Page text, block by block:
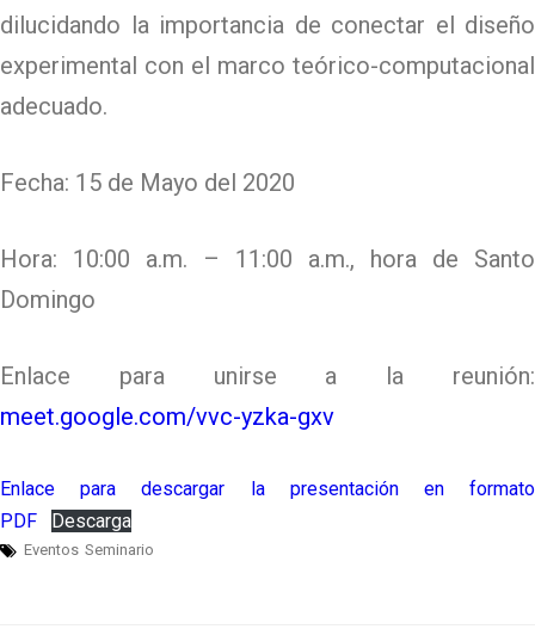
dilucidando la importancia de conectar el diseño
experimental con el marco teórico-computacional
adecuado.
Fecha: 15 de Mayo del 2020
Hora: 10:00 a.m. – 11:00 a.m., hora de Santo
Domingo
Enlace para unirse a la reunión:
meet.google.com/vvc-yzka-gxv
Enlace para descargar la presentación en formato
PDF
Descarga
Eventos Seminario